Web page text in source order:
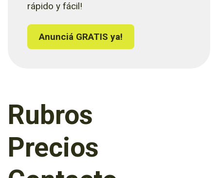
rápido y fácil!
Anunciá GRATIS ya!
Rubros
Precios